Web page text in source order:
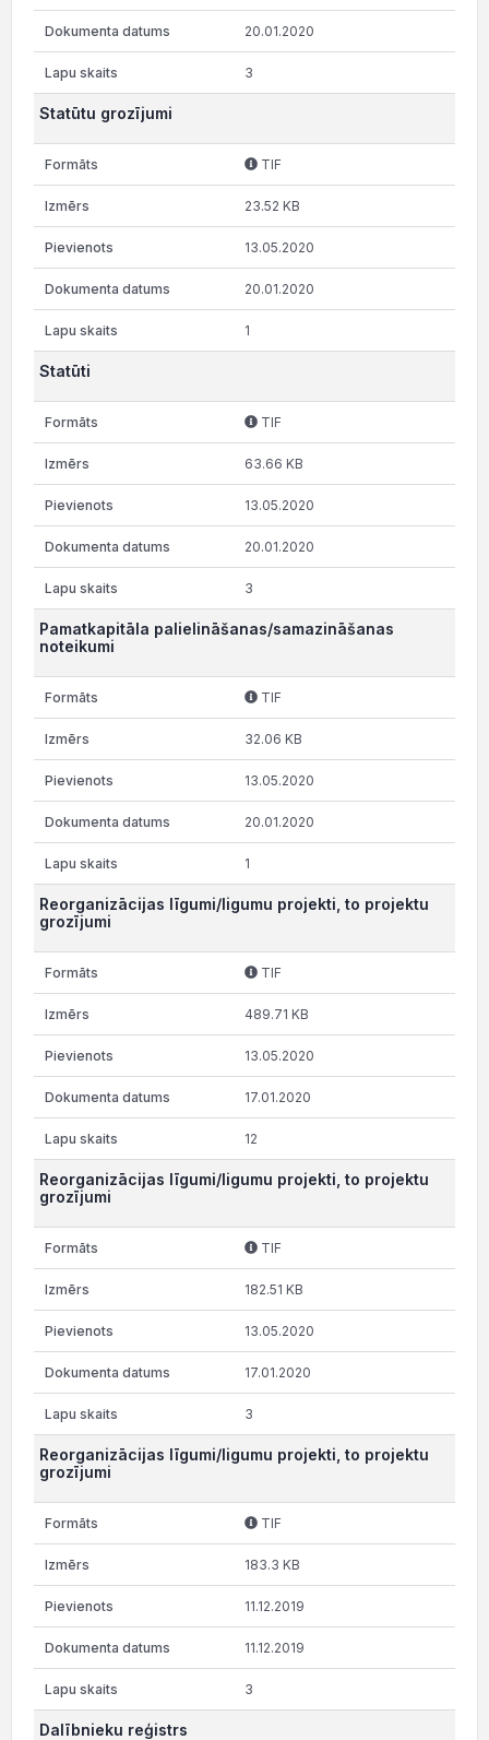
20.01.2020
3
Statūtu grozījumi
TIF
23.52 KB
13.05.2020
20.01.2020
1
Statūti
TIF
63.66 KB
13.05.2020
20.01.2020
3
Pamatkapitāla palielināšanas/samazināšanas
noteikumi
TIF
32.06 KB
13.05.2020
20.01.2020
1
Reorganizācijas līgumi/ligumu projekti, to projektu
grozījumi
TIF
489.71 KB
13.05.2020
17.01.2020
12
Reorganizācijas līgumi/ligumu projekti, to projektu
grozījumi
TIF
182.51 KB
13.05.2020
17.01.2020
3
Reorganizācijas līgumi/ligumu projekti, to projektu
grozījumi
TIF
183.3 KB
11.12.2019
11.12.2019
3
Dalībnieku reģistrs